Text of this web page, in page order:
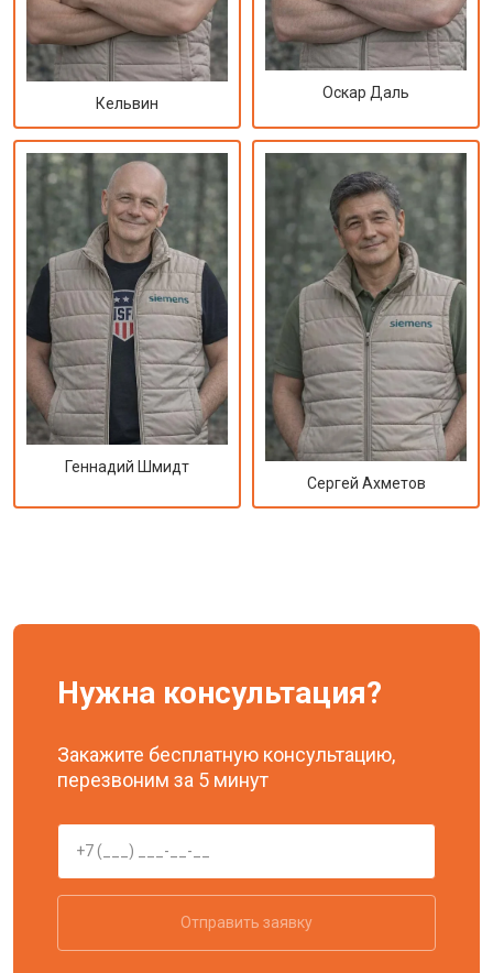
Кельвин
Оскар Даль
Геннадий Шмидт
Сергей Ахметов
Нужна консультация?
Закажите бесплатную консультацию,
перезвоним за 5 минут
Отправить заявку